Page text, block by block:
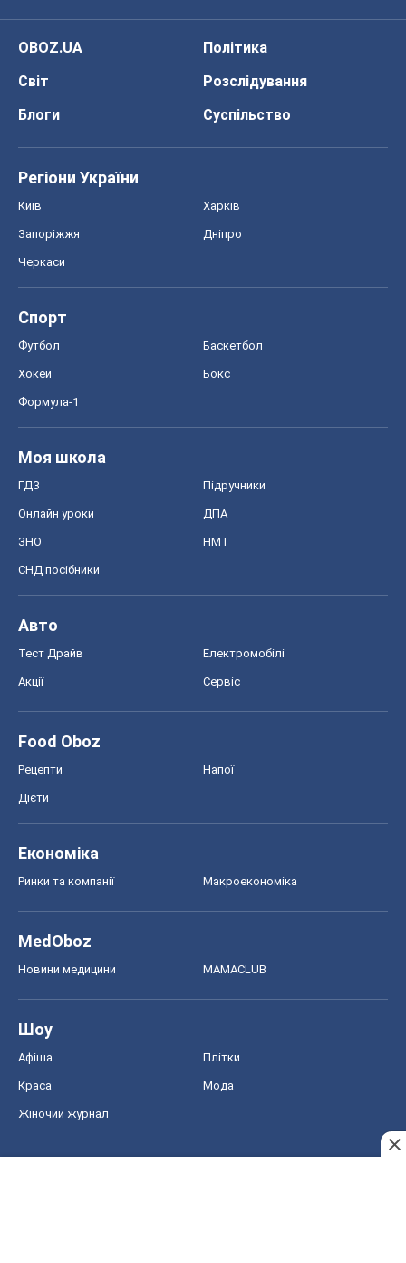
OBOZ.UA
Політика
Світ
Розслідування
Блоги
Суспільство
Регіони України
Київ Харків
Запоріжжя Дніпро
Черкаси
Спорт
Футбол Баскетбол
Хокей Бокс
Формула-1
Моя школа
ГДЗ Підручники
Онлайн уроки ДПА
ЗНО НМТ
СНД посібники
Авто
Тест Драйв Електромобілі
Акції Сервіс
Food Oboz
Рецепти Напої
Дієти
Економіка
Ринки та компанії Макроекономіка
MedOboz
Новини медицини MAMACLUB
Шоу
Афіша Плітки
Краса Мода
Жіночий журнал